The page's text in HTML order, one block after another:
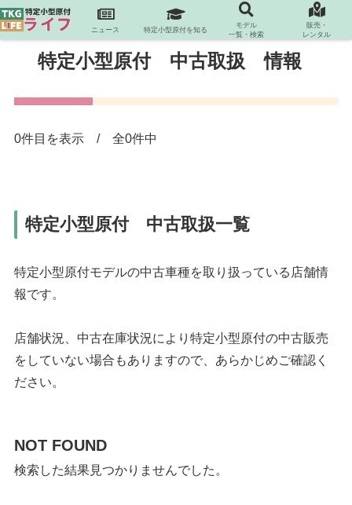
特定小型原付 中古取扱 情報
0件目を表示 / 全0件中
特定小型原付 中古取扱一覧
特定小型原付モデルの中古車種を取り扱っている店舗情
報です。
店舗状況、中古在庫状況により特定小型原付の中古販売
をしていない場合もありますので、あらかじめご確認く
ださい。
NOT FOUND
検索した結果見つかりませんでした。
ニュース 特定小型原付を知る
モデル
一覧・検索
販売・
レンタル